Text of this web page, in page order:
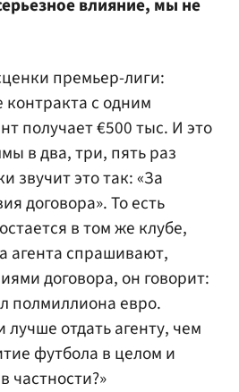
влияние, мы не
премьер-лиги:
с одним
получает €500 тыс. И это
в два, три, пять раз
звучит это так: «За
договора». То есть
в том же клубе,
агента спрашивают,
договора, он говорит:
полмиллиона евро.
отдать агенту, чем
футбола в целом и
частности?»